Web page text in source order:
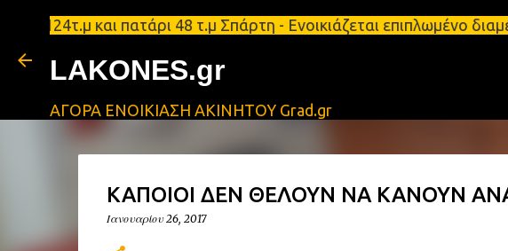
και πατάρι 48 τ.μ Σπάρτη - Ενοικιάζεται επιπλωμένο
LAKONES.gr
ΑΓΟΡΑ ΕΝΟΙΚΙΑΣΗ ΑΚΙΝΗΤΟΥ Grad.gr
ΚΑΠΟΙΟΙ ΔΕΝ ΘΕΛΟΥΝ ΝΑ ΚΑΝΟΥΝ
Ιανουαρίου 26, 2017